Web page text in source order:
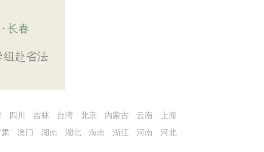
- 长春
赴省法
上海
云南
内蒙古
北京
台湾
吉林
四川
河北
河南
浙江
海南
湖北
湖南
澳门